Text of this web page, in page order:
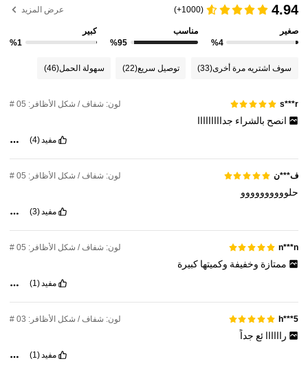
4.94
(1000+) عرض المزيد
صغير
%4
مناسب
%95
كبير
%1
سوف اشتريه مرة أخرى(33) توصيل سريع(22) سهولة الحمل(46)
s***r لون: شفاف / شكل الأظافر: 05 #
انصح بالشراء جدااااااااا
مفيد(4)
ف***ن لون: شفاف / شكل الأظافر: 05 #
حلوووووووووو
مفيد(3)
n***n لون: شفاف / شكل الأظافر: 05 #
ممتازة وخفيفة وكميتها كبيرة
مفيد(1)
h***5 لون: شفاف / شكل الأظافر: 03 #
راااااا ئع جداً
مفيد(1)